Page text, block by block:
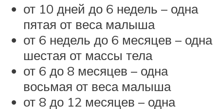
от 10 дней до 6 недель – одна
пятая от веса малыша
от 6 недель до 6 месяцев – одна
шестая от массы тела
от 6 до 8 месяцев – одна
восьмая от веса малыша
от 8 до 12 месяцев – одна